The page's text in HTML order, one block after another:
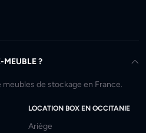
MEUBLE ?
de stockage en France.
LOCATION BOX EN OCCITANIE
Ariège